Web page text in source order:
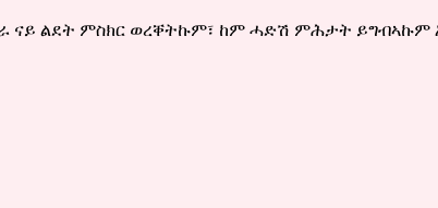
ናይ ልደት ምስክር ወረቐትኩም፣ ከም ሓድሽ ምሕታት ይግብኣኩም